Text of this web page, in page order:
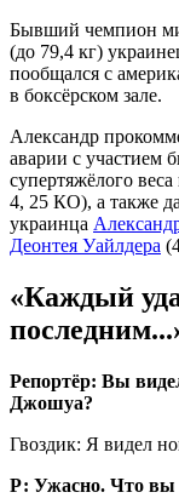
Бывший чемпион
(до 79,4 кг)
пообщался с
в боксёрском зале.
Александр
аварии с участием
супертяжёлого
4, 25 КО), а также
украинца
Деонтея Уайлдера
«Каждый
последним...
Репортёр: Вы
Джошуа?
Гвоздик: Я видел
Р: Ужасно. Что вы